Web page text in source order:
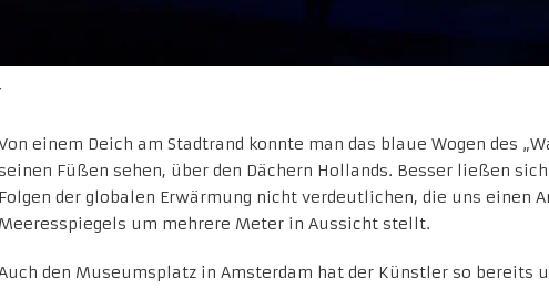
einem Deich am Stadtrand konnte man das blaue Wogen des
seinen Füßen sehen, über den Dächern Hollands. Besser ließen
Folgen der globalen Erwärmung nicht verdeutlichen, die uns einen
Meeresspiegels um mehrere Meter in Aussicht stellt.
den Museumsplatz in Amsterdam hat der Künstler so bereits